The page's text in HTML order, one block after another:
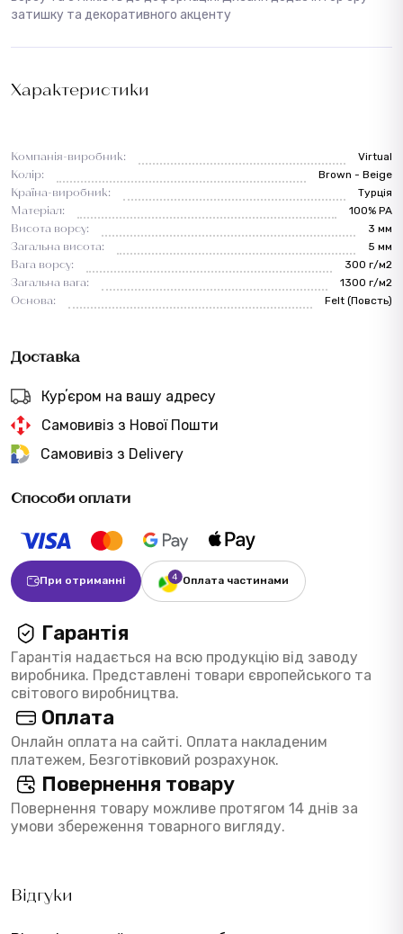
Характеристики
Компанія-виробник:
Virtual
Колір:
Brown - Beige
Країна-виробник:
Турція
Матеріал:
100% PA
Висота ворсу:
3 мм
Загальна висота:
5 мм
Вага ворсу:
300 г/м2
Загальна вага:
1300 г/м2
Основа:
Felt (Повсть)
Доставка
Курʼєром на вашу адресу
Самовивіз з Нової Пошти
Самовивіз з Delivery
Способи оплати
При отриманні Оплата частинами
Гарантія
Гарантія надається на всю продукцію від заводу
виробника. Представлені товари європейського та
світового виробництва.
Оплата
Онлайн оплата на сайті. Оплата накладеним
платежем, Безготівковий розрахунок.
Повернення товару
Повернення товару можливе протягом 14 днів за
умови збереження товарного вигляду.
затишку та декоративного акценту
Відгуки